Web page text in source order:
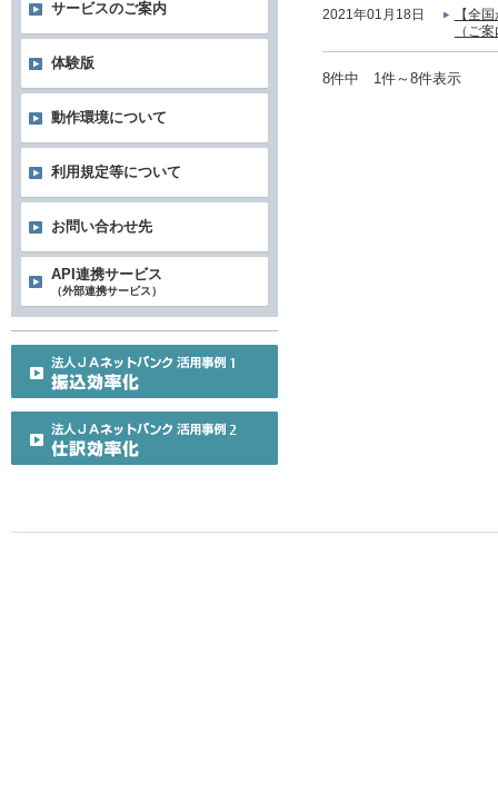
2021年01月18日
【全
（ご
8件中 1件～8件表示
サービスのご案内
体験版
動作環境について
利用規定等について
お問い合わせ先
API連携サービス
（外部連携サービス）